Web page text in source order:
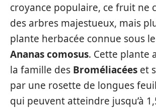
croyance populaire, ce fruit ne
des arbres majestueux, mais
plante herbacée connue sous
Ananas comosus. Cette plante
la famille des Broméliacées et
par une rosette de longues
qui peuvent atteindre jusqu’à